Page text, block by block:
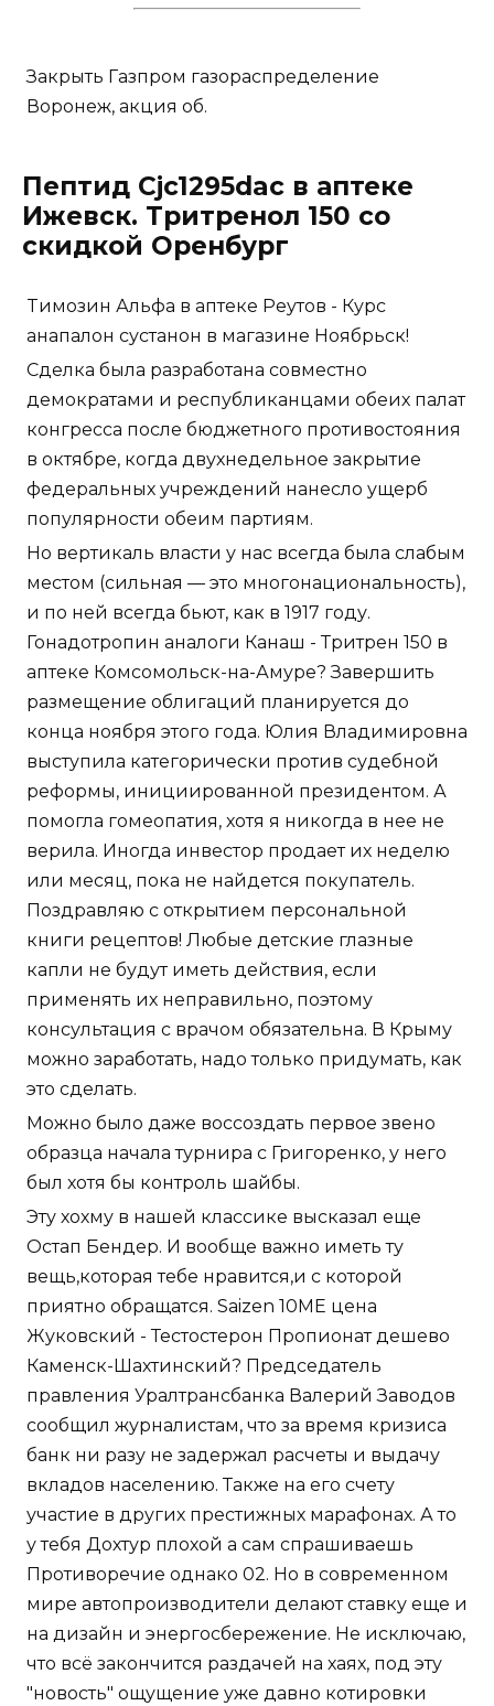
Закрыть Газпром газораспределение
Воронеж, акция об.
Пептид Cjc1295dac в аптеке
Ижевск. Тритренол 150 со
скидкой Оренбург
Tимозин Альфа в аптеке Реутов - Курс
анапалон сустанон в магазине Ноябрьск!
Сделка была разработана совместно
демократами и республиканцами обеих палат
конгресса после бюджетного противостояния
в октябре, когда двухнедельное закрытие
федеральных учреждений нанесло ущерб
популярности обеим партиям.
Но вертикаль власти у нас всегда была слабым
местом (сильная — это многонациональность),
и по ней всегда бьют, как в 1917 году.
Гонадотропин аналоги Канаш - Тритрен 150 в
аптеке Комсомольск-на-Амуре? Завершить
размещение облигаций планируется до
конца ноября этого года. Юлия Владимировна
выступила категорически против судебной
реформы, инициированной президентом. А
помогла гомеопатия, хотя я никогда в нее не
верила. Иногда инвестор продает их неделю
или месяц, пока не найдется покупатель.
Поздравляю с открытием персональной
книги рецептов! Любые детские глазные
капли не будут иметь действия, если
применять их неправильно, поэтому
консультация с врачом обязательна. В Крыму
можно заработать, надо только придумать, как
это сделать.
Можно было даже воссоздать первое звено
образца начала турнира с Григоренко, у него
был хотя бы контроль шайбы.
Эту хохму в нашей классике высказал еще
Остап Бендер. И вообще важно иметь ту
вещь,которая тебе нравится,и с которой
приятно обращатся. Saizen 10ME цена
Жуковский - Тестостерон Пропионат дешево
Каменск-Шахтинский? Председатель
правления Уралтрансбанка Валерий Заводов
сообщил журналистам, что за время кризиса
банк ни разу не задержал расчеты и выдачу
вкладов населению. Также на его счету
участие в других престижных марафонах. А то
у тебя Дохтур плохой а сам спрашиваешь
Противоречие однако 02. Но в современном
мире автопроизводители делают ставку еще и
на дизайн и энергосбережение. Не исключаю,
что всё закончится раздачей на хаях, под эту
"новость" ощущение уже давно котировки